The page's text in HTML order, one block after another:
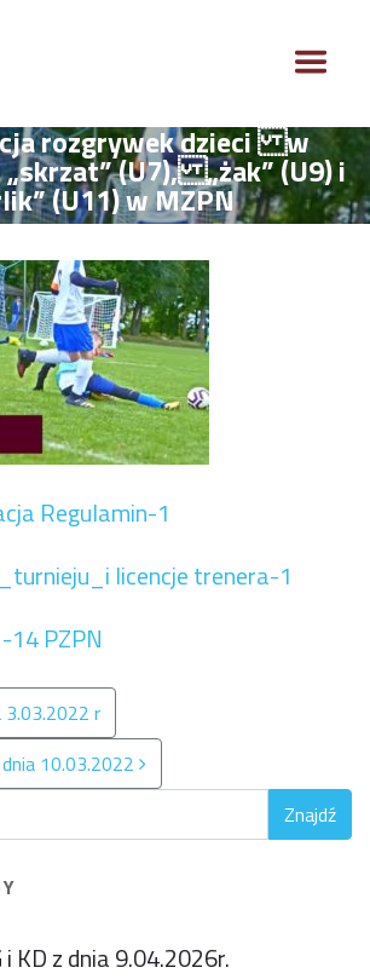
rozgrywek dzieci w
(U7), „żak” (U9) i
(U11) w MZPN
Regulamin-1
licencje trenera-1
14 PZPN
po wpisach
3.03.2022 r
10.03.2022
KD z dnia 9.04.2026r.